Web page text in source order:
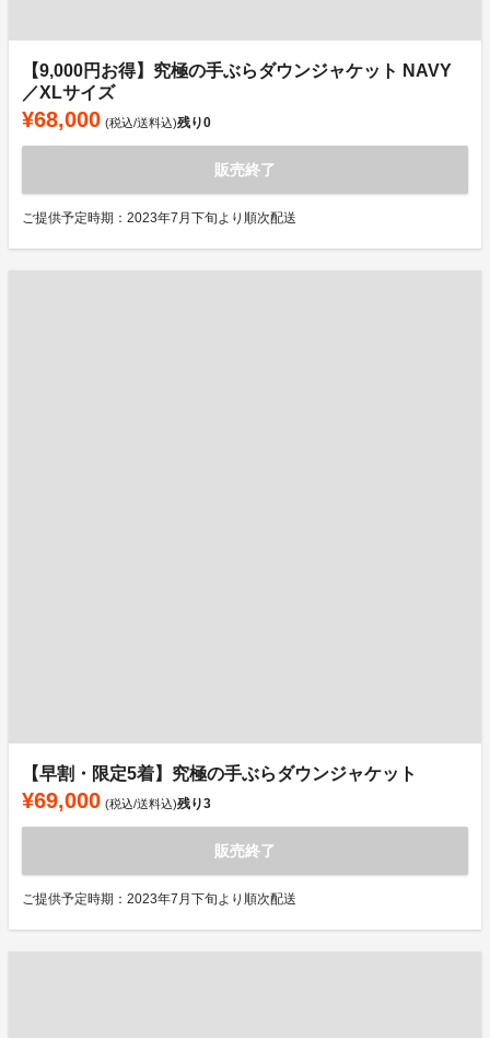
【9,000円お得】究極の手ぶらダウンジャケット NAVY
／XLサイズ
¥68,000 (税込/送料込)残り0
販売終了
ご提供予定時期：2023年7月下旬より順次配送
【早割・限定5着】究極の手ぶらダウンジャケット
¥69,000 (税込/送料込)残り3
販売終了
ご提供予定時期：2023年7月下旬より順次配送